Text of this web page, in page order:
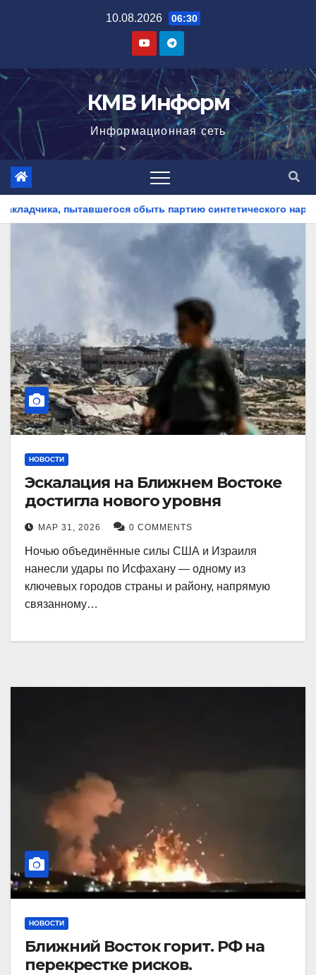
10.08.2026 06:30
КМВ Информ
Информационная сеть
партию синтетического наркотика На Ставрополье
НОВОСТИ
Эскалация на Ближнем Востоке
достигла нового уровня
МАР 31, 2026 0 COMMENTS
Ночью объединённые силы США и Израиля
нанесли удары по Исфахану — одному из
ключевых городов страны и району, напрямую
связанному…
НОВОСТИ
Ближний Восток горит. РФ на
перекрестке рисков.